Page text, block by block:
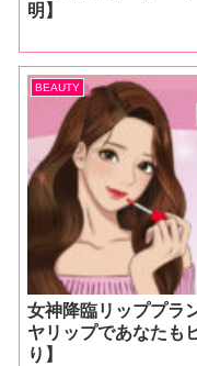
明】
BEAUTY
女神降臨リッププラ
ヤリップであなたも
り】